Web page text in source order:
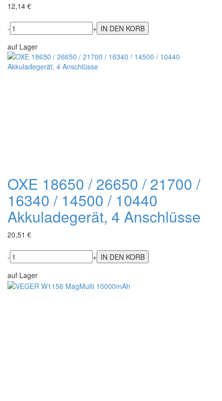
12,14 €
-
+
auf Lager
OXE 18650 / 26650 / 21700 /
16340 / 14500 / 10440
Akkuladegerät, 4 Anschlüsse
20,51 €
-
+
auf Lager